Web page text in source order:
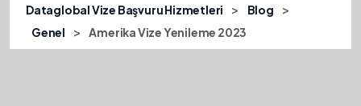
Dataglobal Vize Başvuru Hizmetleri > Blog >
Genel > Amerika Vize Yenileme 2023